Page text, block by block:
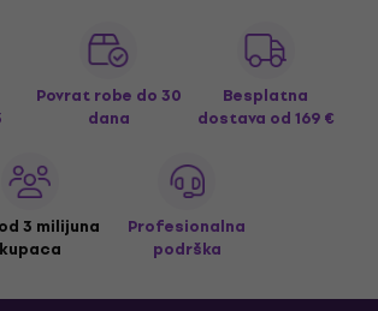
Povrat robe do 30
dana
Besplatna
dostava od 169 €
3 milijuna
kupaca
Profesionalna
podrška